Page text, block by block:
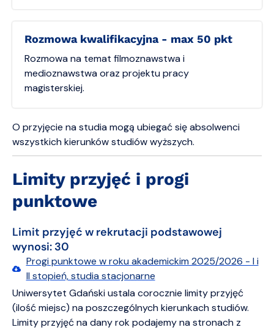
Rozmowa kwalifikacyjna - max 50 pkt
Rozmowa na temat filmoznawstwa i
medioznawstwa oraz projektu pracy
magisterskiej.
O przyjęcie na studia mogą ubiegać się absolwenci
wszystkich kierunków studiów wyższych.
Limity przyjęć i progi
punktowe
Limit przyjęć w rekrutacji podstawowej
wynosi: 30
Progi punktowe w roku akademickim 2025/2026 - I i
II stopień, studia stacjonarne
Uniwersytet Gdański ustala corocznie limity przyjęć
(ilość miejsc) na poszczególnych kierunkach studiów.
Limity przyjęć na dany rok podajemy na stronach z